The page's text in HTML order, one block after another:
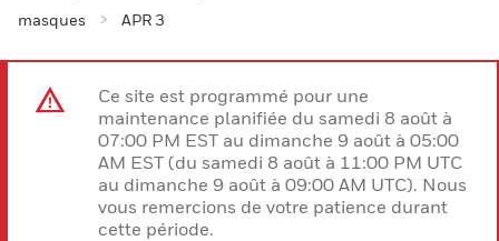
masques
APR 3
Ce site est programmé pour une
maintenance planifiée du samedi 8 août à
07:00 PM EST au dimanche 9 août à 05:00
AM EST (du samedi 8 août à 11:00 PM UTC
au dimanche 9 août à 09:00 AM UTC). Nous
vous remercions de votre patience durant
cette période.